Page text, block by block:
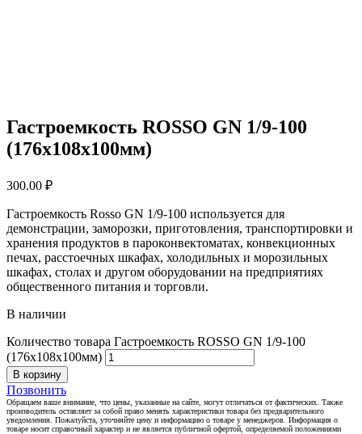
Гастроемкость ROSSO GN 1/9-100
(176х108х100мм)
300.00 ₽
Гастроемкость Rosso GN 1/9-100 используется для
демонстрации, заморозки, приготовления, транспортировки и
хранения продуктов в пароконвектоматах, конвекционных
печах, расстоечных шкафах, холодильных и морозильных
шкафах, столах и другом оборудовании на предприятиях
общественного питания и торговли.
В наличии
Количество товара Гастроемкость ROSSO GN 1/9-100
(176х108х100мм)
В корзину
Позвонить
Обращаем ваше внимание, что цены, указанные на сайте, могут отличаться от фактических. Также
производитель оставляет за собой право менять характеристики товара без предварительного
уведомления. Пожалуйста, уточняйте цену и информацию о товаре у менеджеров. Информация о
товаре носит справочный характер и не является публичной офертой, определяемой положениями